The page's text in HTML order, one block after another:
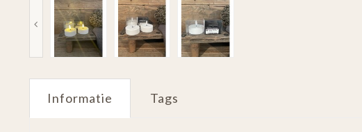
Informatie Tags